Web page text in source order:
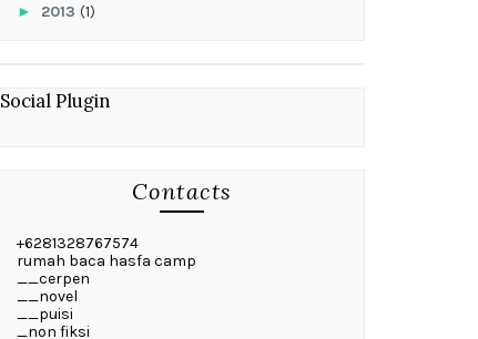
► 2013 (1)
Social Plugin
Contacts
+6281328767574
rumah baca hasfa camp
__cerpen
__novel
__puisi
_non fiksi